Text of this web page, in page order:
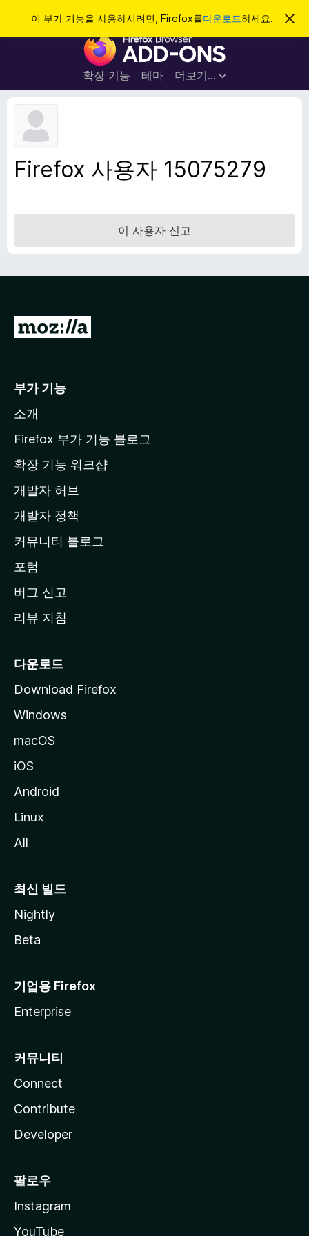
이 부가 기능을 사용하시려면, Firefox를다운로드하세요.
이
림
F
r
e
라
가
확장 기능 테마 더보기…
로그인
Firefox 사용자 15075279
이 사용자 신고
M
l
a
페
이
지
이
동
부가 기능
소개
Firefox 부가 기능 블로그
확장 기능 워크샵
개발자 허브
개발자 정책
커뮤니티 블로그
포럼
버그 신고
리뷰 지침
다운로드
Download Firefox
Windows
macOS
iOS
Android
Linux
All
최신 빌드
Nightly
Beta
기업용 Firefox
Enterprise
커뮤니티
Connect
Contribute
Developer
팔로우
Instagram
YouTube